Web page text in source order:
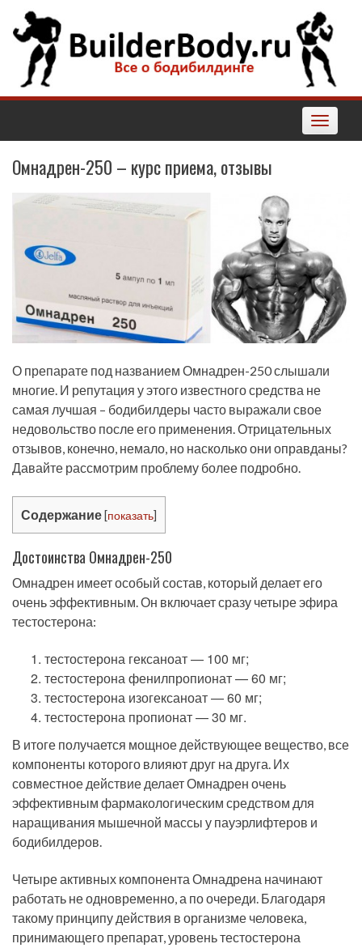
Наверх
Toggle
Омнадрен-250 – курс приема, отзывы
О препарате под названием Омнадрен-250 слышали
многие. И репутация у этого известного средства не
самая лучшая – бодибилдеры часто выражали свое
недовольство после его применения. Отрицательных
отзывов, конечно, немало, но насколько они оправданы?
Давайте рассмотрим проблему более подробно.
Содержание [показать]
Достоинства Омнадрен-250
Омнадрен имеет особый состав, который делает его
очень эффективным. Он включает сразу четыре эфира
тестостерона:
тестостерона гексаноат — 100 мг;
тестостерона фенилпропионат — 60 мг;
тестостерона изогексаноат — 60 мг;
тестостерона пропионат — 30 мг.
В итоге получается мощное действующее вещество, все
компоненты которого влияют друг на друга. Их
совместное действие делает Омнадрен очень
эффективным фармакологическим средством для
наращивания мышечной массы у пауэрлифтеров и
бодибилдеров.
Четыре активных компонента Омнадрена начинают
работать не одновременно, а по очереди. Благодаря
такому принципу действия в организме человека,
принимающего препарат, уровень тестостерона